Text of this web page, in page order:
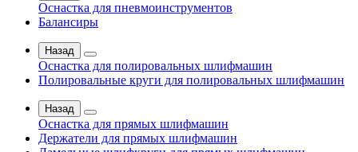
Оснастка для пневмоинструментов
Балансиры
Назад
Оснастка для полировальных шлифмашин
Полировальные круги для полировальных шлифмашин
Назад
Оснастка для прямых шлифмашин
Держатели для прямых шлифмашин